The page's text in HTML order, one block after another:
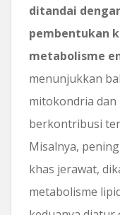
ditandai
pembentukan
metabolisme
menunjukkan
mitokondria
berkontribusi
Misalnya,
khas jerawat,
metabolisme